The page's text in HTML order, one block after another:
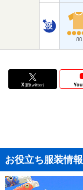
80
お役立ち服装情報